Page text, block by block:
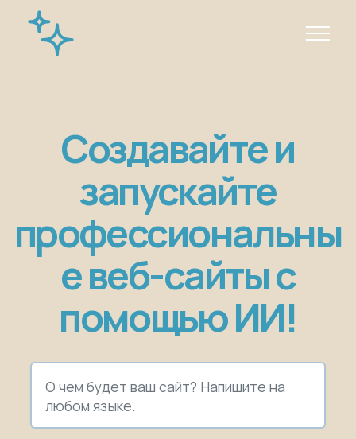
Создавайте и
запускайте
профессиональны
е веб-сайты с
помощью ИИ!